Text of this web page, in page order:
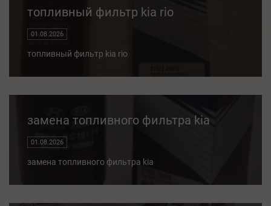
топливный фильтр kia rio
01.08.2026
топливный фильтр kia rio
замена топливного фильтра kia
01.08.2026
замена топливного фильтра kia